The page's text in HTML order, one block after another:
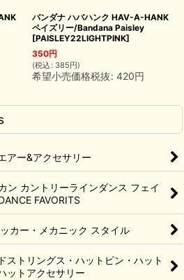
バンダナ ハバハンク HAV-A-HANK
ペイズリー/Bandana Paisley
[PAISLEY22LIGHTPINK]
350円
(税込 : 385円)
希望小売価格税抜: 420円
アー&アクセサリー
カントリーラインダンス フェイ
FAVORITS
カー・メカニック スタイル
ストリングス・ハットピン・ハット
ットアクセサリー